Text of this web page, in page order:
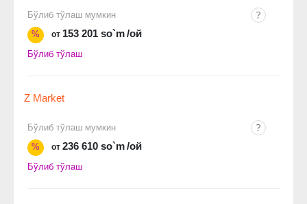
Бўлиб тўлаш мумкин
%
от 153 201 so`m/ой
Бўлиб тўлаш
Z Market
Бўлиб тўлаш мумкин
%
от 236 610 so`m/ой
Бўлиб тўлаш